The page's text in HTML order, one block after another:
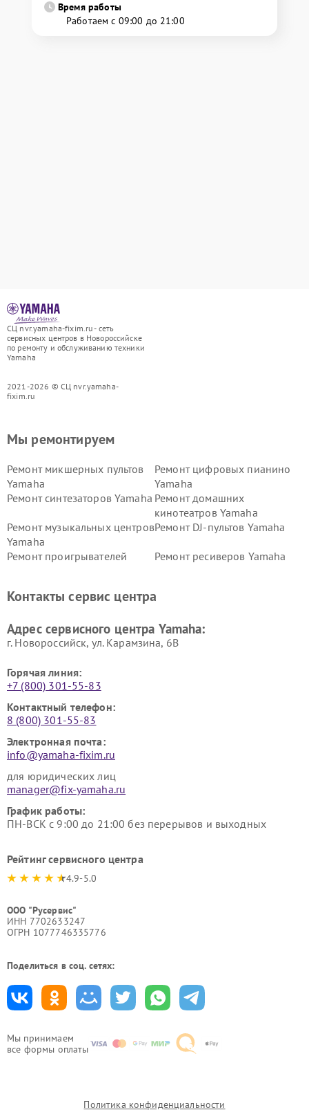
Время работы
Работаем с 09:00 до 21:00
СЦ nvr.yamaha-fixim.ru - сеть
сервисных центров в Новороссийске
по ремонту и обслуживанию техники
Yamaha
2021-2026 © СЦ nvr.yamaha-
fixim.ru
Мы принимаем
все формы оплаты
Мы ремонтируем
Ремонт микшерных пультов
Yamaha
Ремонт цифровых пианино
Yamaha
Ремонт синтезаторов Yamaha Ремонт домашних
кинотеатров Yamaha
Ремонт музыкальных центров
Yamaha
Ремонт DJ-пультов Yamaha
Ремонт проигрывателей
Ремонт ресиверов Yamaha
Yamaha
Yamaha
Контакты сервис центра
Адрес сервисного центра Yamaha:
г. Новороссийск, ул. Карамзина, 6В
Горячая линия:
+7 (800) 301-55-83
Контактный телефон:
8 (800) 301-55-83
Электронная почта:
info@yamaha-fixim.ru
для юридических лиц
manager@fix-yamaha.ru
График работы:
ПН-ВСК с 9:00 до 21:00 без перерывов и выходных
Рейтинг сервисного центра
4.9-5.0
ООО "Русервис"
ИНН 7702633247
ОГРН 1077746335776
Поделиться в соц. сетях:
Политика конфиденциальности